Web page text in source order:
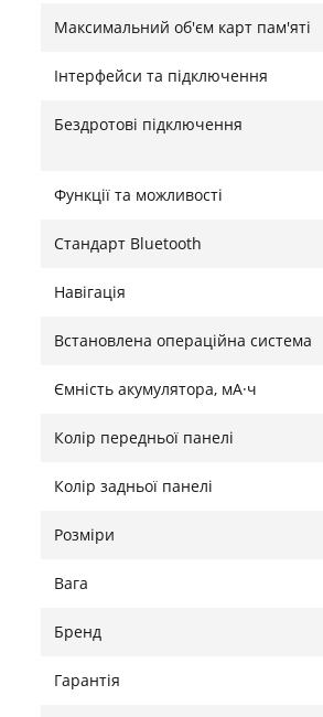
Максимальний об'єм карт пам'яті
Інтерфейси та підключення
Бездротові підключення
Функції та можливості
Стандарт Bluetooth
Навігація
Встановлена ​​операційна система
Ємність акумулятора, мА·ч
Колір передньої панелі
Колір задньої панелі
Розміри
Вага
Бренд
Гарантія